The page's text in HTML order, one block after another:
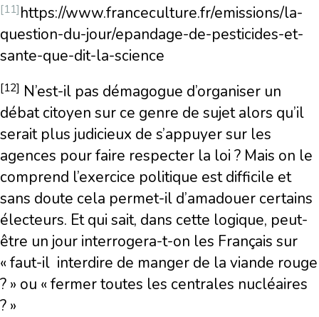
[11]https://www.franceculture.fr/emissions/la-
question-du-jour/epandage-de-pesticides-et-
sante-que-dit-la-science
[12] N’est-il pas démagogue d’organiser un
débat citoyen sur ce genre de sujet alors qu’il
serait plus judicieux de s’appuyer sur les
agences pour faire respecter la loi ? Mais on le
comprend l’exercice politique est difficile et
sans doute cela permet-il d’amadouer certains
électeurs. Et qui sait, dans cette logique, peut-
être un jour interrogera-t-on les Français sur
« faut-il interdire de manger de la viande rouge
? » ou « fermer toutes les centrales nucléaires
? »